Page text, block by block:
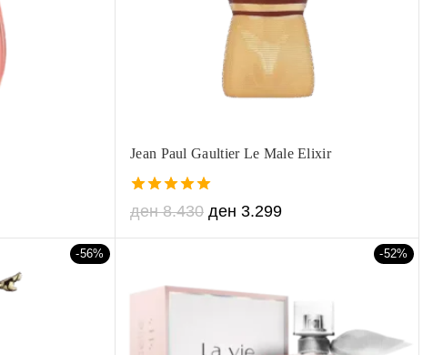
Jean Paul Gaultier Le Male Elixir
5.00
out of 5
ден8.430 ден 3.299
-56% -52%